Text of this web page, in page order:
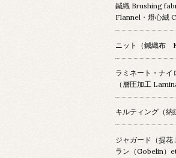
鍼織 Brushing
Flannel・燈心絨
ニット（鍼織布
ラミネート・ナ
（層圧加工
キルティング（納
ジャガード（提
ラン（Gobelin）